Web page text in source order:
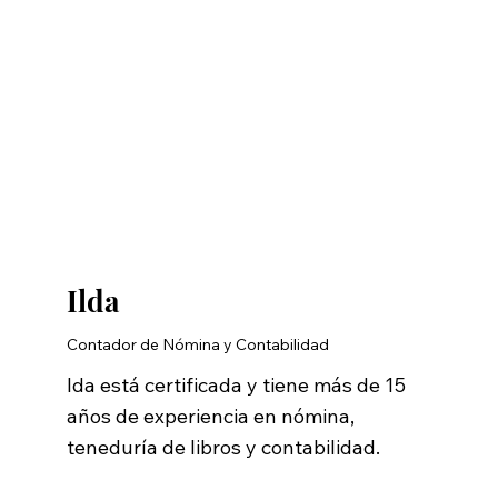
Ilda
Contador de Nómina y Contabilidad
lda está certificada y tiene más de 15
años de experiencia en nómina,
teneduría de libros y contabilidad.